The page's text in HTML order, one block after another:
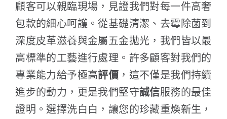
顧客可以親臨現場，見證我們對每一件高奢
包款的細心呵護。從基礎清潔、去霉除菌到
深度皮革滋養與金屬五金拋光，我們皆以最
高標準的工藝進行處理。許多顧客對我們的
專業能力給予極高評價 ，這不僅是我們持續
進步的動力，更是我們堅守誠信服務的最佳
證明。選擇洗白白，讓您的珍藏重煥新生，